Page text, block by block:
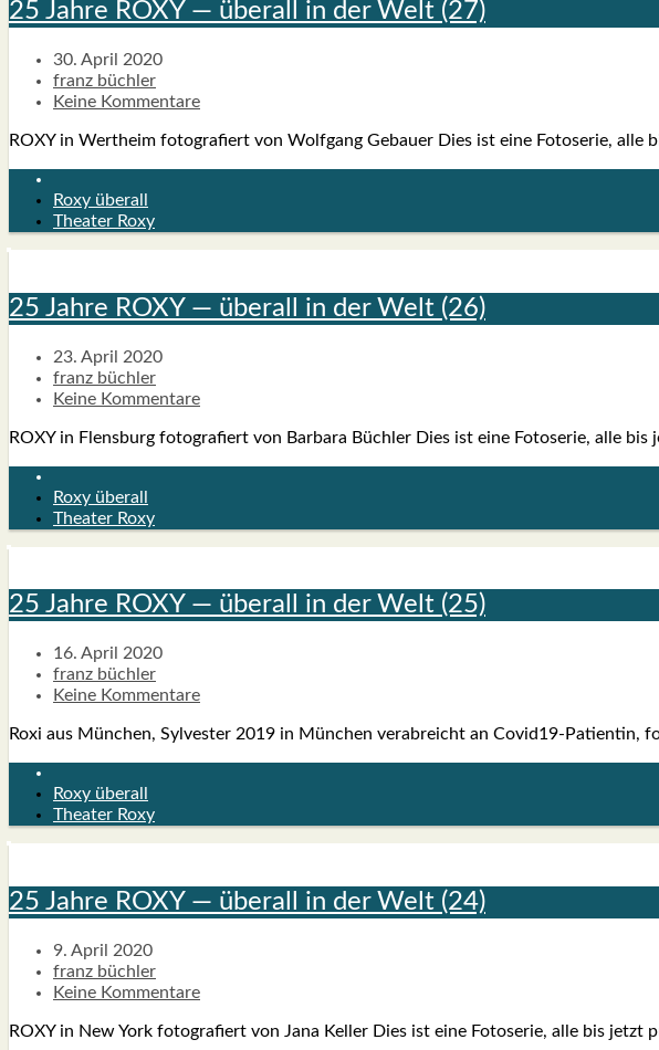
25 Jah­re ROXY — über­all in der Welt (27)
30. April 2020
franz büchler
Keine Kommentare
ROXY in Wert­heim foto­gra­fiert von Wolf­gang Gebau­er Dies ist eine Foto­se­rie, alle
Roxy überall
Theater Roxy
25 Jah­re ROXY — über­all in der Welt (26)
23. April 2020
franz büchler
Keine Kommentare
ROXY in Flens­burg foto­gra­fiert von Bar­ba­ra Büch­ler Dies ist eine Foto­se­rie, alle
Roxy überall
Theater Roxy
25 Jah­re ROXY — über­all in der Welt (25)
16. April 2020
franz büchler
Keine Kommentare
Roxi aus Mün­chen, Syl­ves­ter 2019 in Mün­chen ver­ab­reicht an Covi­­d19-
Roxy überall
Theater Roxy
25 Jah­re ROXY — über­all in der Welt (24)
9. April 2020
franz büchler
Keine Kommentare
ROXY in New York foto­gra­fiert von Jana Kel­ler Dies ist eine Foto­se­rie, alle bis jetzt